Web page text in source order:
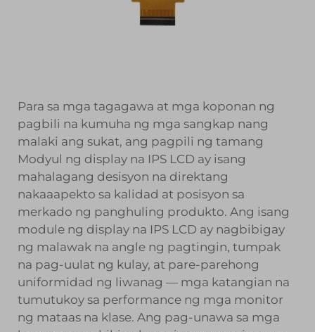
Para sa mga tagagawa at mga koponan ng
pagbili na kumuha ng mga sangkap nang
malaki ang sukat, ang pagpili ng tamang
Modyul ng display na IPS LCD ay isang
mahalagang desisyon na direktang
nakaaapekto sa kalidad at posisyon sa
merkado ng panghuling produkto. Ang isang
module ng display na IPS LCD ay nagbibigay
ng malawak na angle ng pagtingin, tumpak
na pag-uulat ng kulay, at pare-parehong
uniformidad ng liwanag — mga katangian na
tumutukoy sa performance ng mga monitor
ng mataas na klase. Ang pag-unawa sa mga